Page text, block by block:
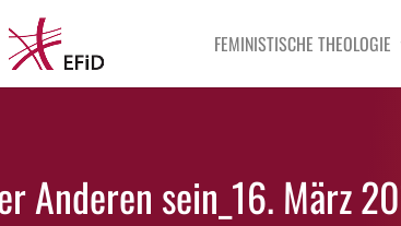
FEMINISTISCHE THEOLOGIE
Anderen sein_16. März